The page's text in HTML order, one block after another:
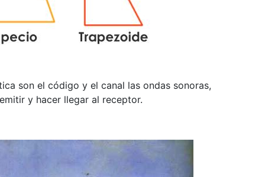
el código y el canal las ondas sonoras,
y hacer llegar al receptor.